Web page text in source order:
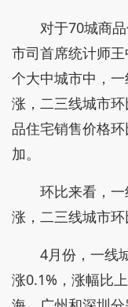
对于70城商
市司首席统计师
个大中城市中，
涨，二三线城市
品住宅销售价格
加。
环比来看，
涨，二三线城市环
4月份，一线
涨0.1%，涨幅比